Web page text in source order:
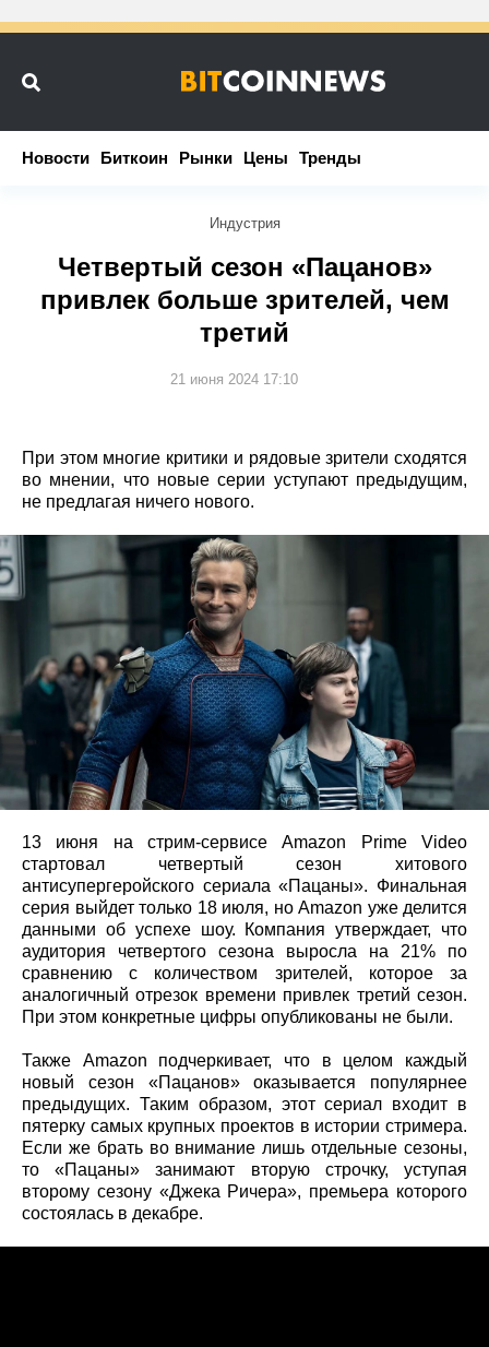
Новости Биткоин Рынки Цены Тренды
Новости Биткоин Рынки Цены Тренды
Индустрия
Четвертый сезон «Пацанов»
привлек больше зрителей, чем
третий
21 июня 2024 17:10
При этом многие критики и рядовые зрители сходятся
во мнении, что новые серии уступают предыдущим,
не предлагая ничего нового.
13 июня на стрим-сервисе Amazon Prime Video
стартовал четвертый сезон хитового
антисупергеройского сериала «Пацаны». Финальная
серия выйдет только 18 июля, но Amazon уже делится
данными об успехе шоу. Компания утверждает, что
аудитория четвертого сезона выросла на 21% по
сравнению с количеством зрителей, которое за
аналогичный отрезок времени привлек третий сезон.
При этом конкретные цифры опубликованы не были.
Также Amazon подчеркивает, что в целом каждый
новый сезон «Пацанов» оказывается популярнее
предыдущих. Таким образом, этот сериал входит в
пятерку самых крупных проектов в истории стримера.
Если же брать во внимание лишь отдельные сезоны,
то «Пацаны» занимают вторую строчку, уступая
второму сезону «Джека Ричера», премьера которого
состоялась в декабре.